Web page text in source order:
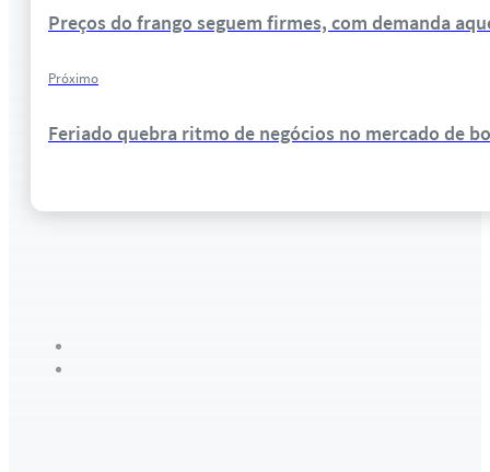
Preços do frango seguem firmes, com demanda
Próximo
Feriado quebra ritmo de negócios no mercado de